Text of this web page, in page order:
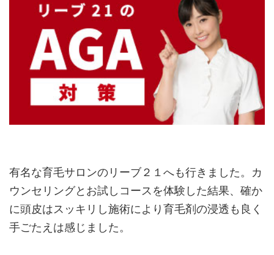
有名な育毛サロンのリーブ２１へも行きました。カ
ウンセリングとお試しコースを体験した結果、確か
に頭皮はスッキリし施術により育毛剤の浸透も良く
手ごたえは感じました。